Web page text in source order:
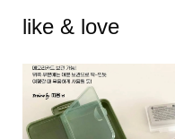
like & love